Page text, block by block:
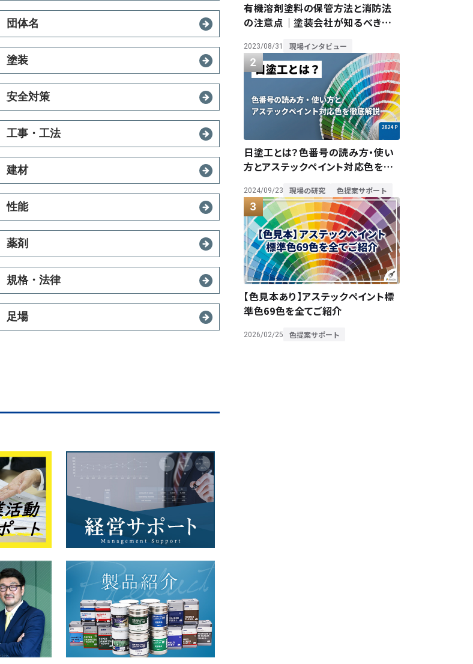
団体名
塗装
安全対策
工事・工法
建材
性能
薬剤
規格・法律
足場
有機溶剤塗料の保管方法と消防法
の注意点｜塗装会社が知るべき法
2023/08/31 現場インタビュー
日塗工とは？色番号の読み方・使い
方とアステックペイント対応色を徹
2024/09/23 現場の研究 色提案サポート
【色見本あり】アステックペイント標
準色69色を全てご紹介
2026/02/25 色提案サポート